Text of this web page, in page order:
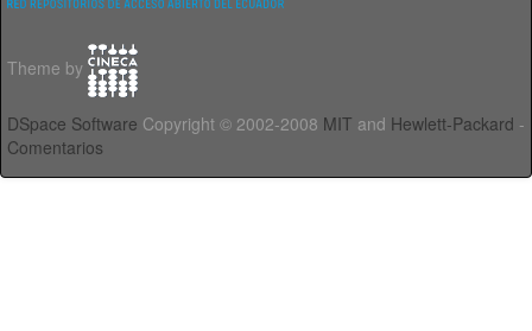
Theme by
DSpace Software Copyright © 2002-2008 MIT and Hewlett-Packard -
Comentarios